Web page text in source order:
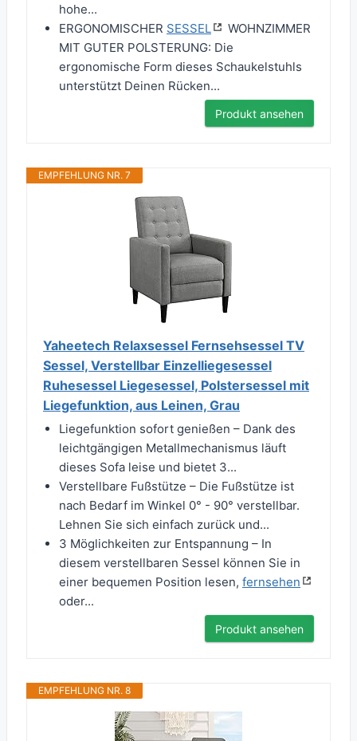
hohe...
ERGONOMISCHER SESSEL
WOHNZIMMER
MIT GUTER POLSTERUNG: Die
ergonomische Form dieses Schaukelstuhls
unterstützt Deinen Rücken...
Produkt ansehen
EMPFEHLUNG NR. 7
Yaheetech Relaxsessel Fernsehsessel TV
Sessel, Verstellbar Einzelliegesessel
Ruhesessel Liegesessel, Polstersessel mit
Liegefunktion, aus Leinen, Grau
Liegefunktion sofort genießen – Dank des
leichtgängigen Metallmechanismus läuft
dieses Sofa leise und bietet 3...
Verstellbare Fußstütze – Die Fußstütze ist
nach Bedarf im Winkel 0° - 90° verstellbar.
Lehnen Sie sich einfach zurück und...
3 Möglichkeiten zur Entspannung – In
diesem verstellbaren Sessel können Sie in
einer bequemen Position lesen, fernsehen
oder...
Produkt ansehen
EMPFEHLUNG NR. 8